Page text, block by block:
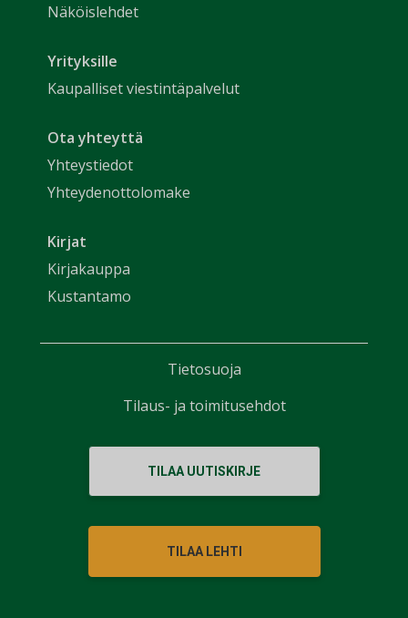
Näköislehdet
Yrityksille
Kaupalliset viestintäpalvelut
Ota yhteyttä
Yhteystiedot
Yhteydenottolomake
Kirjat
Kirjakauppa
Kustantamo
TILAA UUTISKIRJE
TILAA LEHTI
Tietosuoja
Tilaus- ja toimitusehdot